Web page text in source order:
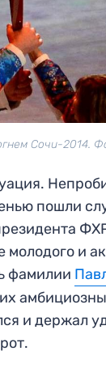
Сочи-2014.
пошли
молодого и
фамилии
и держал